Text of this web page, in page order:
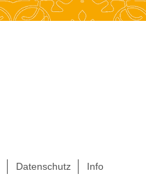
Datenschutz Info